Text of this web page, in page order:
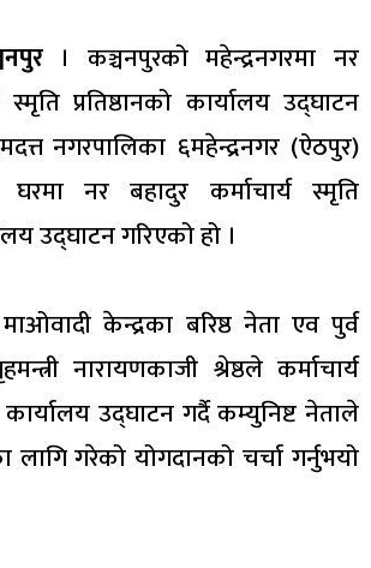
। कञ्चनपुरको महेन्द्रनगरमा नर
स्मृति प्रतिष्ठानको कार्यालय उद्घाटन
नगरपालिका ६महेन्द्रनगर (ऐठपुर)
नर बहादुर कर्माचार्य स्मृति
उद्घाटन गरिएको हो ।
केन्द्रका बरिष्ठ नेता एव पुर्व
नारायणकाजी श्रेष्ठले कर्माचार्य
कार्यालय उद्घाटन गर्दै कम्युनिष्ट नेताले
लागि गरेको योगदानको चर्चा गर्नुभयो